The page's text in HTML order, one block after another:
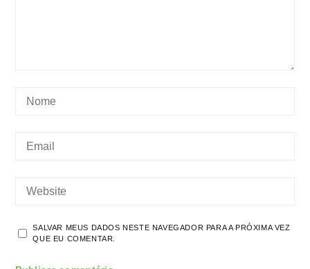
SALVAR MEUS DADOS NESTE NAVEGADOR PARA A PRÓXIMA VEZ
QUE EU COMENTAR.